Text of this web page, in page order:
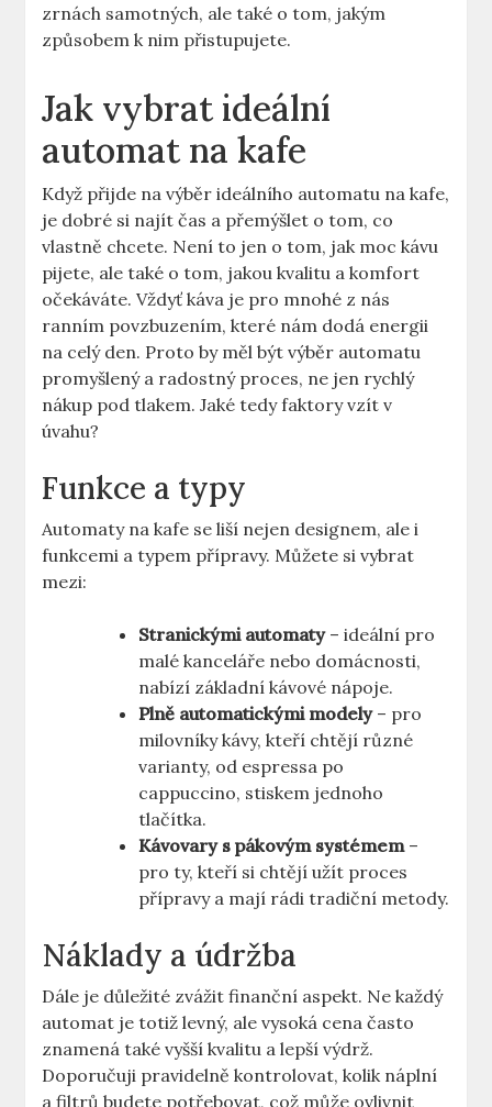
zrnách samotných, ale ‌také o ⁣tom, ​jakým
způsobem ⁢k‌ nim‌ přistupujete.
Jak vybrat ideální ​
automat na kafe
Když ⁤přijde na výběr ideálního automatu ​na kafe,​
je dobré⁢ si‍ najít čas a přemýšlet⁣ o tom, co
vlastně chcete. Není ⁢to ‌jen o tom, ​jak ⁤moc kávu
pijete, ⁣ale také o tom,⁣ jakou ​kvalitu a komfort‍
očekáváte. Vždyť​ káva je pro mnohé ⁤z nás
ranním ⁢povzbuzením, které nám dodá energii
na ‌celý den. ‌Proto by měl být výběr⁣ automatu
promyšlený a radostný ⁢proces, ne jen rychlý
nákup ​pod⁤ tlakem. Jaké⁢ tedy ⁣faktory vzít v
úvahu?
Funkce a typy
Automaty na kafe se liší nejen designem, ale i
funkcemi a typem přípravy.‌ Můžete si vybrat
⁢mezi:
Stranickými ‌automaty⁤–⁢ ideální pro
malé kanceláře nebo ‌domácnosti,
nabízí základní kávové nápoje.
Plně automatickými‍ modely⁤– pro
milovníky kávy, kteří chtějí‌ různé
varianty, od⁢ espressa po
cappuccino, stiskem jednoho
tlačítka.
Kávovary s pákovým⁢ systémem–
pro ty, kteří ⁤si ⁣chtějí užít⁤ proces
přípravy a ⁤mají ⁢rádi tradiční​ metody.
Náklady ⁤a ⁤údržba
Dále je důležité ​zvážit finanční aspekt. Ne každý
automat⁢ je totiž levný, ale vysoká cena​ často
znamená také ‍vyšší kvalitu a lepší ⁣výdrž.
⁤Doporučuji​ pravidelně ⁤kontrolovat, kolik náplní
a ​filtrů budete potřebovat, což může ovlivnit‌